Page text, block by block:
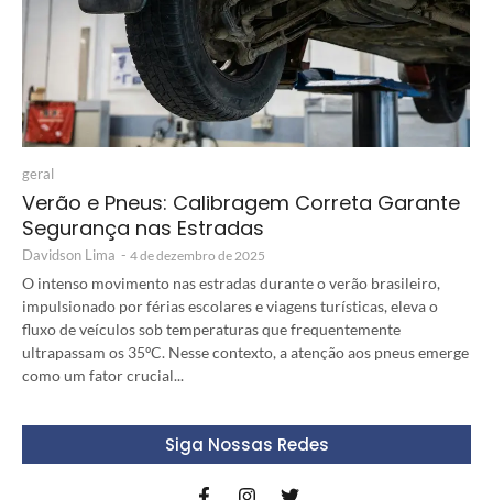
geral
Verão e Pneus: Calibragem Correta Garante
Segurança nas Estradas
Davidson Lima - 4 de dezembro de 2025
O intenso movimento nas estradas durante o verão brasileiro,
impulsionado por férias escolares e viagens turísticas, eleva o
fluxo de veículos sob temperaturas que frequentemente
ultrapassam os 35ºC. Nesse contexto, a atenção aos pneus emerge
como um fator crucial...
Siga Nossas Redes